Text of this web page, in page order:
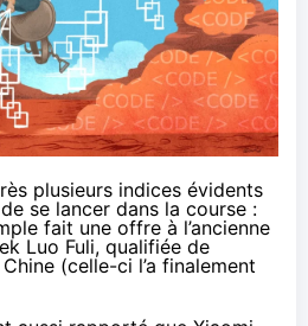
plusieurs indices évidents
se lancer dans la course :
fait une offre à l’ancienne
Luo Fuli, qualifiée de
(celle-ci l’a finalement